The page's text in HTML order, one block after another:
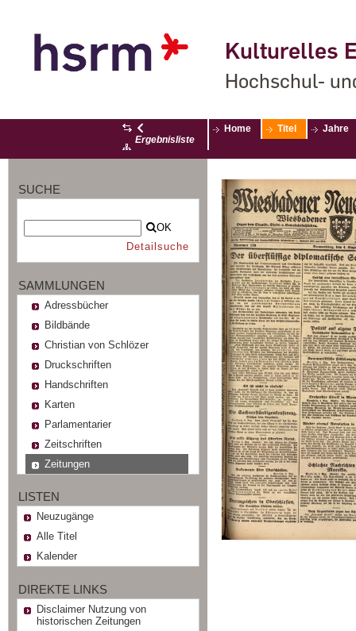
Kulturelles
Hochschul-
Ergebnisliste
Home Titel Jahre
SUCHE
OK
Detailsuche
SAMMLUNGEN
Adressbücher
Bildbände
Christian von Schlözer
Druckschriften
Handschriften
Karten
Parlamentarier
Zeitschriften
Zeitungen
LISTEN
Neuzugänge
Alle Titel
Kalender
DIREKTE LINKS
Disclaimer Nutzung von
historischen Zeitungen